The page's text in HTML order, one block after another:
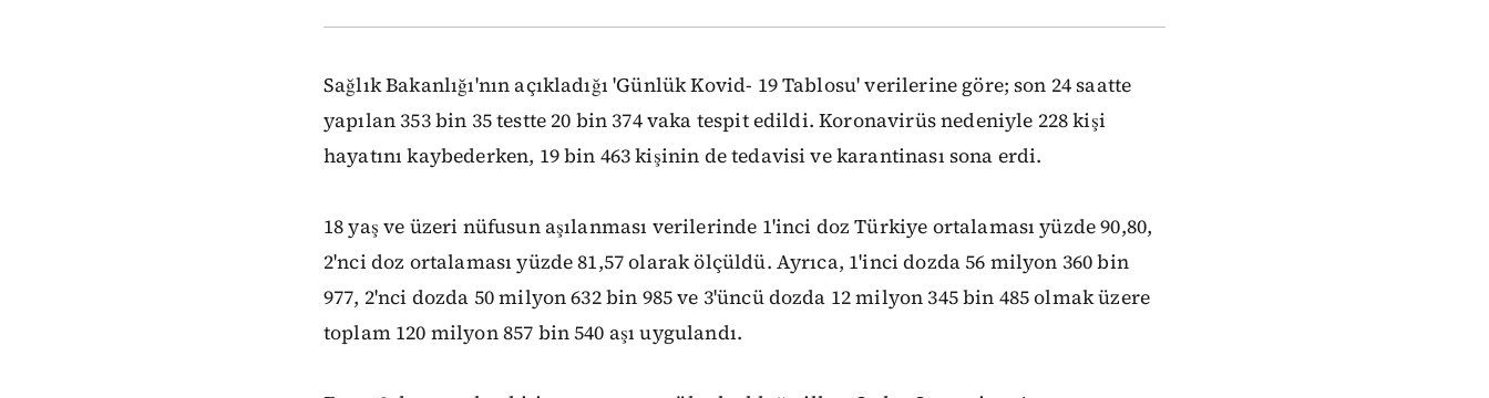
Sağlık Bakanlığı'nın açıkladığı 'Günlük Kovid- 19 Tablosu' verilerine göre; son 24 saatte
yapılan 353 bin 35 testte 20 bin 374 vaka tespit edildi. Koronavirüs nedeniyle 228 kişi
hayatını kaybederken, 19 bin 463 kişinin de tedavisi ve karantinası sona erdi.
18 yaş ve üzeri nüfusun aşılanması verilerinde 1'inci doz Türkiye ortalaması yüzde 90,80,
2'nci doz ortalaması yüzde 81,57 olarak ölçüldü. Ayrıca, 1'inci dozda 56 milyon 360 bin
977, 2'nci dozda 50 milyon 632 bin 985 ve 3'üncü dozda 12 milyon 345 bin 485 olmak üzere
toplam 120 milyon 857 bin 540 aşı uygulandı.